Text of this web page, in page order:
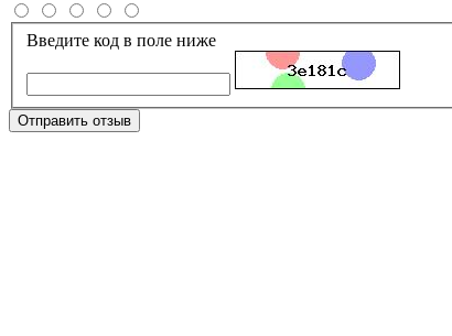
Введите код в поле ниже
Отправить отзыв